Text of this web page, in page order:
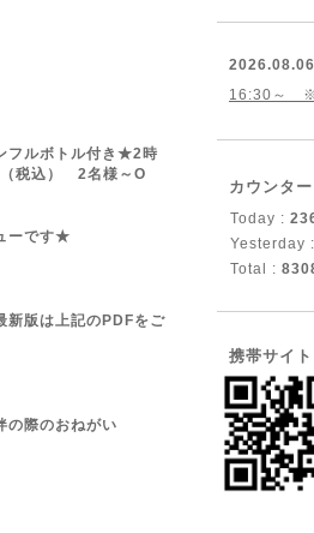
フルボトル付き★2時
税込） 2名様～O
ーです★
新版は上記のPDFをご
の際のおねがい
16:30～ ※
カウンター
Today :
Yesterday :
Total :
携帯サイト